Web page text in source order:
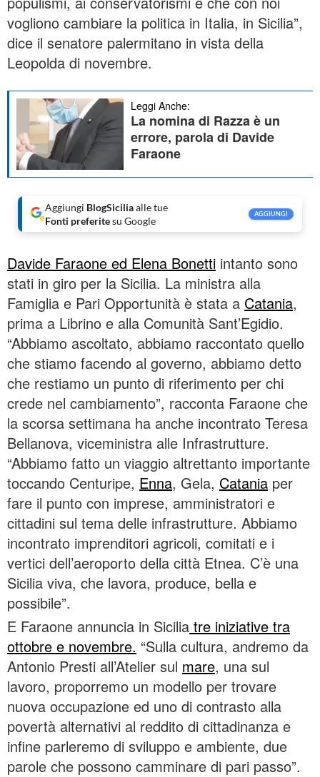
vogliono cambiare la politica in Italia, in Sicilia”,
dice il senatore palermitano in vista della
Leopolda di novembre.
Leggi Anche:
La nomina di Razza è un
errore, parola di Davide
Faraone
Aggiungi BlogSiciliaalle tue
Fonti preferitesu Google
AGGIUNGI
Davide Faraone ed Elena Bonetti intanto sono
stati in giro per la Sicilia. La ministra alla
Famiglia e Pari Opportunità è stata a Catania,
prima a Librino e alla Comunità Sant’Egidio.
“Abbiamo ascoltato, abbiamo raccontato quello
che stiamo facendo al governo, abbiamo detto
che restiamo un punto di riferimento per chi
crede nel cambiamento”, racconta Faraone che
la scorsa settimana ha anche incontrato Teresa
Bellanova, viceministra alle Infrastrutture.
“Abbiamo fatto un viaggio altrettanto importante
toccando Centuripe, Enna, Gela, Catania per
fare il punto con imprese, amministratori e
cittadini sul tema delle infrastrutture. Abbiamo
incontrato imprenditori agricoli, comitati e i
vertici dell’aeroporto della città Etnea. C’è una
Sicilia viva, che lavora, produce, bella e
possibile”.
E Faraone annuncia in Sicilia tre iniziative tra
ottobre e novembre. “Sulla cultura, andremo da
Antonio Presti all’Atelier sul mare, una sul
lavoro, proporremo un modello per trovare
nuova occupazione ed uno di contrasto alla
povertà alternativi al reddito di cittadinanza e
infine parleremo di sviluppo e ambiente, due
parole che possono camminare di pari passo”.